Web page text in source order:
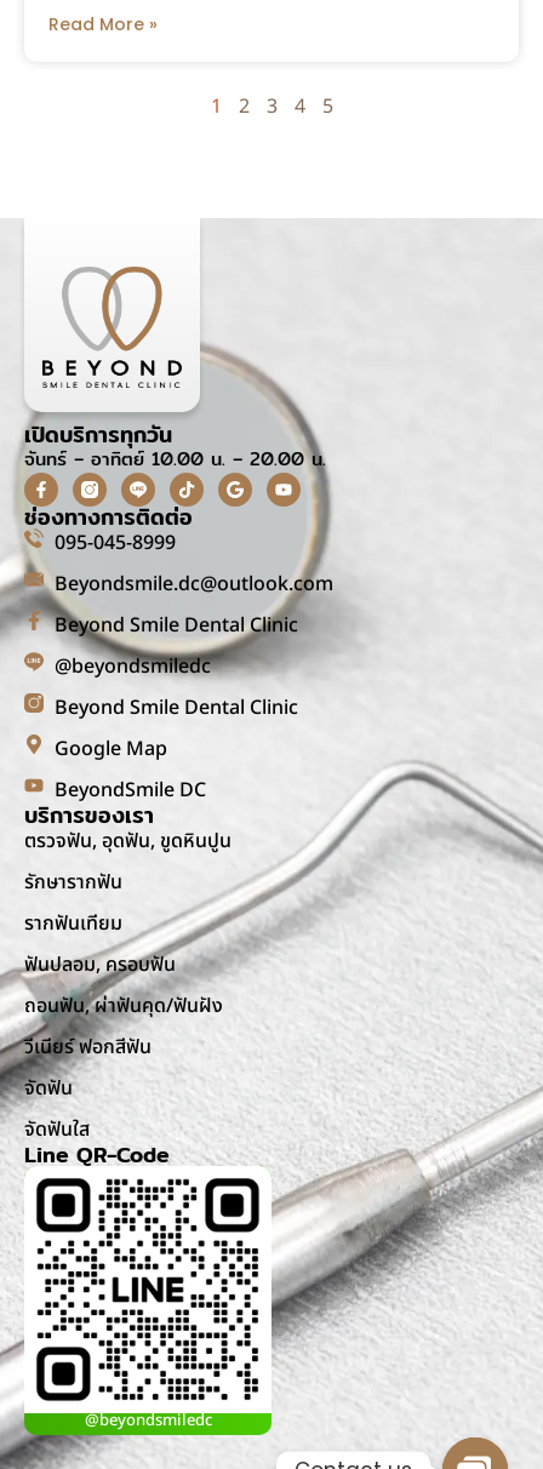
Read More »
1 2 3 4 5
เปิดบริการทุกวัน
จันทร์ – อาทิตย์ 10.00 น. – 20.00 น.
ช่องทางการติดต่อ
095-045-8999
Beyondsmile.dc@outlook.com
Beyond Smile Dental Clinic
@beyondsmiledc
Beyond Smile Dental Clinic
Google Map
BeyondSmile DC
บริการของเรา
ตรวจฟัน, อุดฟัน, ขูดหินปูน
รักษารากฟัน
รากฟันเทียม
ฟันปลอม, ครอบฟัน
ถอนฟัน, ผ่าฟันคุด/ฟันฝัง
วีเนียร์ ฟอกสีฟัน
จัดฟัน
จัดฟันใส
Line QR-Code
@beyondsmiledc